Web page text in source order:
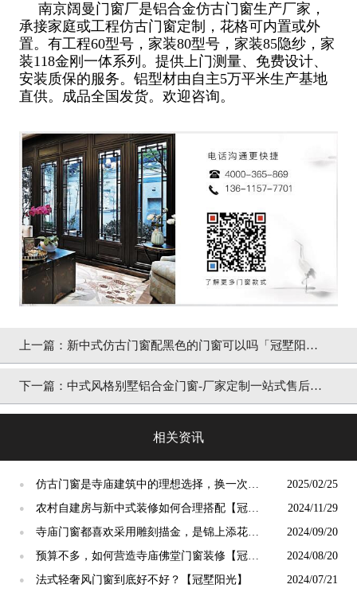
南京阔曼门窗厂是铝合金仿古门窗生产厂家，
承接家庭或工程仿古门窗定制，花格可内置或外
置。有工程60型号，家装80型号，家装85隐纱，家
装118金刚一体系列。提供上门测量、免费设计、
安装质保的服务。铝型材由自主5万平米生产基地
直供。成品全国发货。欢迎咨询。
上一篇： 新中式仿古门窗配黑色的门窗可以吗「冠墅阳
光」
下一篇： 中式风格别墅铝合金门窗-厂家定制一站式售后无
相关资讯
●
仿古门窗是寺庙建筑中的理想选择，换一次用
终生【冠墅阳光】
2025/02/25
●
农村自建房与新中式装修如何合理搭配【冠墅
阳光】
2024/11/29
●
寺庙门窗都喜欢采用雕刻描金，是锦上添花
吗？【冠墅阳光】
2024/09/20
●
预算不多，如何营造寺庙佛堂门窗装修【冠墅
阳光】
2024/08/20
● 法式轻奢风门窗到底好不好？【冠墅阳光】 2024/07/21